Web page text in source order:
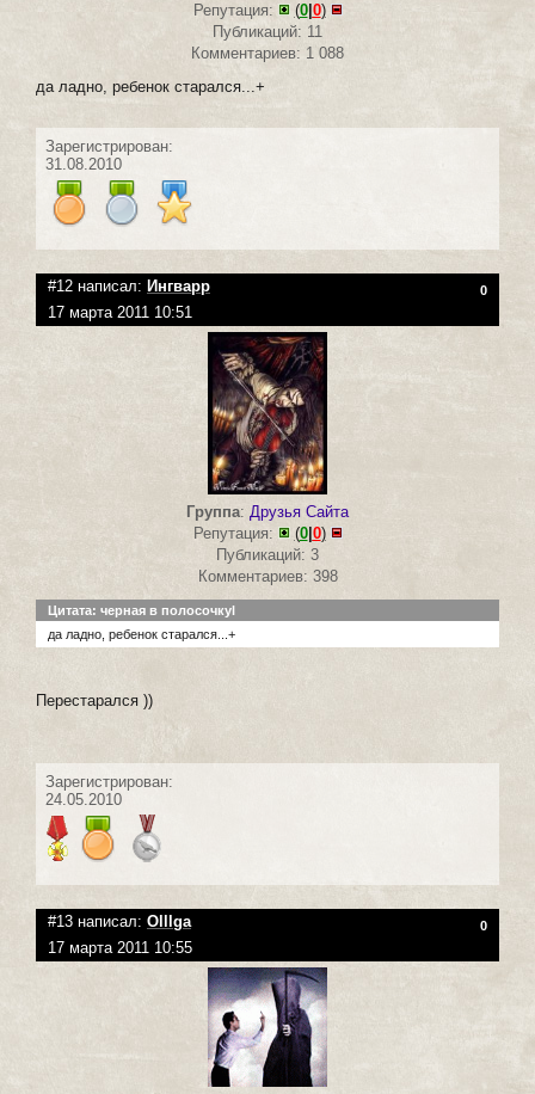
Репутация:
(0| 0)
Публикаций: 11
Комментариев: 1 088
да ладно, ребенок старался...+
Зарегистрирован:
31.08.2010
#12 написал: Ингварр 0
17 марта 2011 10:51
Группа: Друзья Сайта
Репутация:
(0| 0)
Публикаций: 3
Комментариев: 398
Цитата: черная в полосочкуl
да ладно, ребенок старался...+
Перестарался ))
Зарегистрирован:
24.05.2010
#13 написал: Olllga 0
17 марта 2011 10:55